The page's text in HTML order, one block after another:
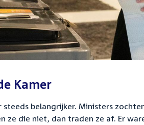
Kamer
steeds belangrijker. Ministers
ze die niet, dan traden ze af. Er